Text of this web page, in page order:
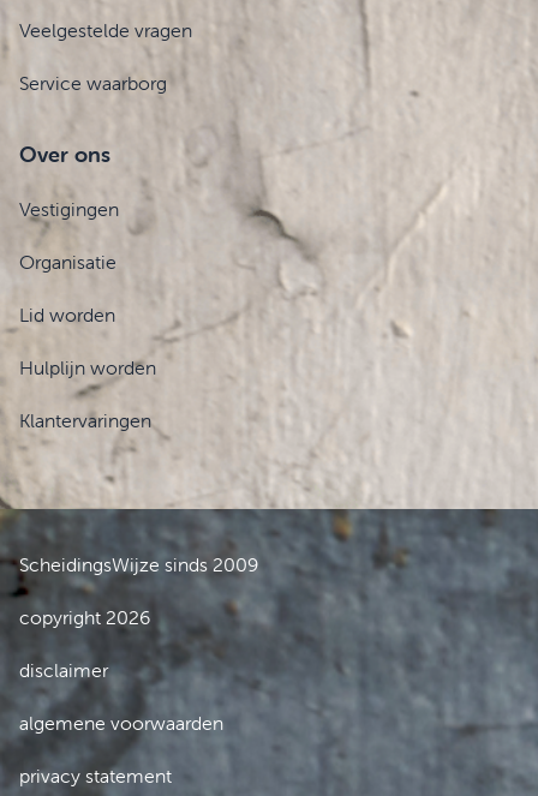
Veelgestelde vragen
Service waarborg
Over ons
Vestigingen
Organisatie
Lid worden
Hulplijn worden
Klantervaringen
ScheidingsWijze sinds 2009
copyright 2026
disclaimer
algemene voorwaarden
privacy statement